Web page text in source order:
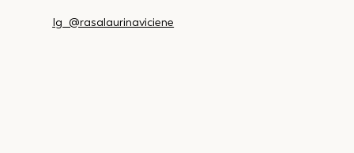
Ig @rasalaurinaviciene